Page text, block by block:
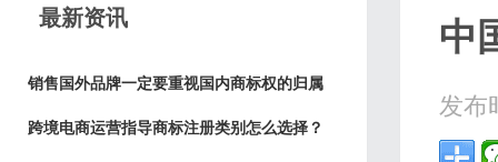
中
发布
最新资讯
销售国外品牌一定要重视国内商标权的归属
跨境电商运营指导商标注册类别怎么选择？